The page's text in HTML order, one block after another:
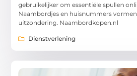
gebruikelijker om essentiële spullen
Naambordjes en huisnummers
uitzondering. Naambordkopen.nl
Dienstverlening